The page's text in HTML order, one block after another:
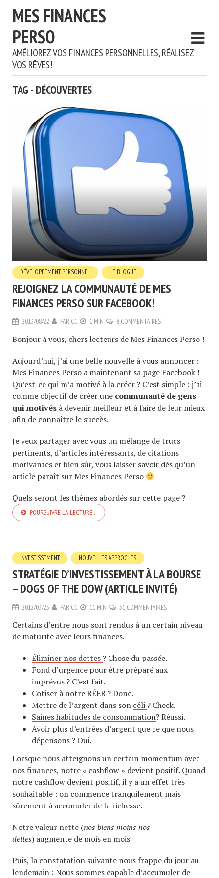
MES FINANCES
PERSO
AMÉLIOREZ VOS FINANCES PERSONNELLES, RÉALISEZ
VOS RÊVES!
TAG - DÉCOUVERTES
DÉVELOPPEMENT PERSONNEL LE BLOGUE
REJOIGNEZ LA COMMUNAUTÉ DE MES
FINANCES PERSO SUR FACEBOOK!
2013/08/22 PAR CC 1 MIN 8 COMMENTAIRES
Bonjour à vous, chers lecteurs de Mes Finances Perso !
Aujourd’hui, j’ai une belle nouvelle à vous annoncer :
Mes Finances Perso a maintenant sa page Facebook !
Qu’est-ce qui m’a motivé à la créer ? C’est simple : j’ai
comme objectif de créer une communauté de gens
qui motivés à devenir meilleur et à faire de leur mieux
afin de connaître le succès.
Je veux partager avec vous un mélange de trucs
pertinents, d’articles intéressants, de citations
motivantes et bien sûr, vous laisser savoir dès qu’un
article paraît sur Mes Finances Perso
Quels seront les thèmes abordés sur cette page ?
POURSUIVRE LA LECTURE…
INVESTISSEMENT NOUVELLES APPROCHES
STRATÉGIE D’INVESTISSEMENT À LA BOURSE
– DOGS OF THE DOW (ARTICLE INVITÉ)
2012/03/23 PAR CC 11 MIN 31 COMMENTAIRES
Certains d’entre nous sont rendus à un certain niveau
de maturité avec leurs finances.
Éliminer nos dettes ? Chose du passée.
Fond d’urgence pour être préparé aux
imprévus ? C’est fait.
Cotiser à notre RÉER ? Done.
Mettre de l’argent dans son céli ? Check.
Saines habitudes de consommation? Réussi.
Avoir plus d’entrées d’argent que ce que nous
dépensons ? Oui.
Lorsque nous atteignons un certain momentum avec
nos finances, notre « cashflow » devient positif. Quand
notre cashflow devient positif, il y a un effet très
souhaitable : on commence tranquilement mais
sûrement à accumuler de la richesse.
Notre valeur nette (nos biens moins nos
dettes) augmente de mois en mois.
Puis, la constatation suivante nous frappe du jour au
lendemain : Nous sommes capable d’accumuler de